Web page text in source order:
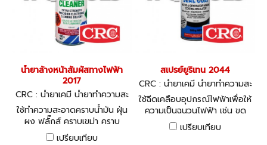
น้ำยาล้างหน้าสัมผัสทางไฟฟ้า
2017
CRC : น้ำยาเคมี น้ำยาทำความสะ
อาด ซิลิโคน
ใช้ทำความสะอาดคราบน้ำมัน ฝุ่น
ผง ฟลั๊กส์ คราบเขม่า คราบ
ออกไซด์ และสิ่งสกปรกต่างๆ
เปรียบเทียบ
สเปรย์ยูริเทน 2044
CRC : น้ำยาเคมี น้ำยาทำความสะ
อาด ซิลิโคน
ใช้ฉีดเคลือบอุปกรณ์ไฟฟ้าเพื่อให้
ความเป็นฉนวนไฟฟ้า เช่น ขด
ลวดมอเตอร์ไฟฟ้า หม้อแปลงไฟ
ฟ้า
เปรียบเทียบ